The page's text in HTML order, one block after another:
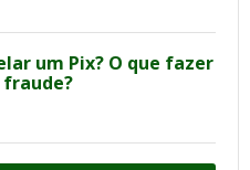
um Pix? O que fazer
fraude?